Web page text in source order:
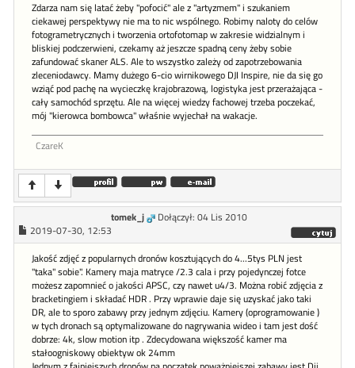
Zdarza nam się latać żeby "pofocić" ale z "artyzmem" i szukaniem
ciekawej perspektywy nie ma to nic wspólnego. Robimy naloty do celów
fotogrametrycznych i tworzenia ortofotomap w zakresie widzialnym i
bliskiej podczerwieni, czekamy aż jeszcze spadną ceny żeby sobie
zafundować skaner ALS. Ale to wszystko zależy od zapotrzebowania
zleceniodawcy. Mamy dużego 6-cio wirnikowego DJI Inspire, nie da się go
wziąć pod pachę na wycieczkę krajobrazową, logistyka jest przerażająca -
cały samochód sprzętu. Ale na więcej wiedzy fachowej trzeba poczekać,
mój "kierowca bombowca" właśnie wyjechał na wakacje.
CzareK
tomek_j
Dołączył: 04 Lis 2010
2019-07-30, 12:53
Jakość zdjęć z popularnych dronów kosztujących do 4...5tys PLN jest
"taka" sobie". Kamery maja matryce /2.3 cala i przy pojedynczej fotce
możesz zapomnieć o jakości APSC, czy nawet u4/3. Można robić zdjęcia z
bracketingiem i składać HDR . Przy wprawie daje się uzyskać jako taki
DR, ale to sporo zabawy przy jednym zdjęciu. Kamery (oprogramowanie )
w tych dronach są optymalizowane do nagrywania wideo i tam jest dość
dobrze: 4k, slow motion itp . Zdecydowana większość kamer ma
stałoogniskowy obiektyw ok 24mm